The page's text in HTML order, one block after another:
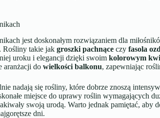
jest doskonałym rozwiązaniem dla
Rośliny takie jak groszki pachnąceczy fasola
uroku i elegancji dzięki swoim kolorowym
aranżacji do wielkości balkonu, zapewniając
nadają się rośliny, które dobrze znoszą
miejsce do uprawy roślin wymagających
swoją urodą. Warto jednak pamiętać, aby
dni.